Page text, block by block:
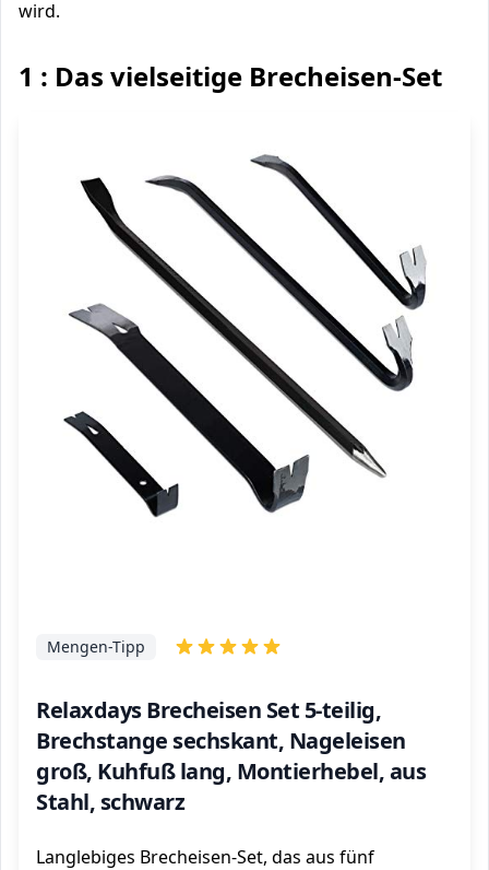
wird.
1 : Das vielseitige Brecheisen-Set
Relaxdays Brecheisen Set 5-teilig,
Brechstange sechskant, Nageleisen
groß, Kuhfuß lang, Montierhebel, aus
Stahl, schwarz
Mengen-Tipp
Langlebiges Brecheisen-Set, das aus fünf